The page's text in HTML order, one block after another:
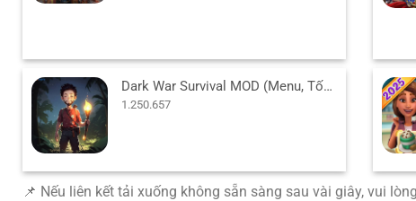
Dark War Survival MOD (Menu, Tốc Độ Game) v1.250.657 APK
1.250.657
📌 Nếu liên kết tải xuống không sẵn sàng sau vài giây, vui